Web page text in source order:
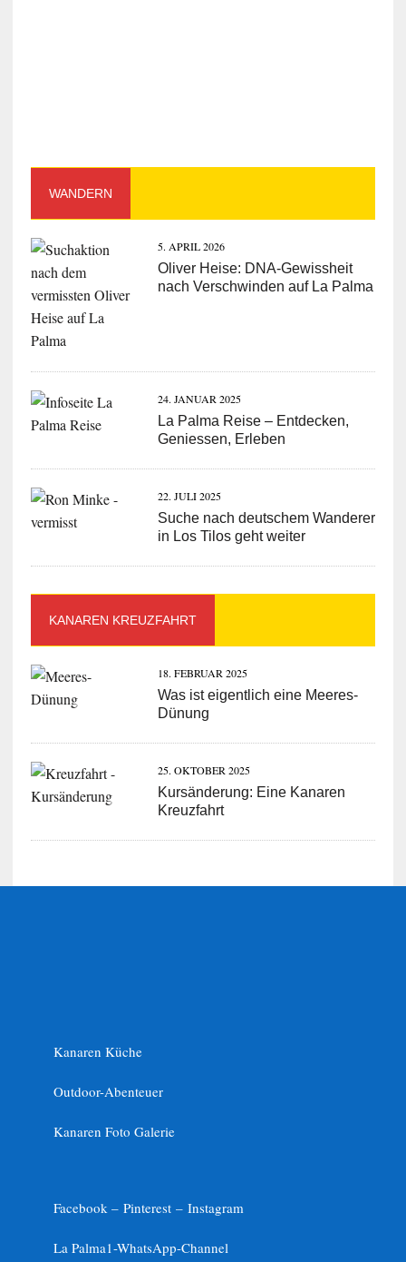
WANDERN
5. APRIL 2026
Oliver Heise: DNA-Gewissheit
nach Verschwinden auf La Palma
24. JANUAR 2025
La Palma Reise – Entdecken,
Geniessen, Erleben
22. JULI 2025
Suche nach deutschem Wanderer
in Los Tilos geht weiter
KANAREN KREUZFAHRT
18. FEBRUAR 2025
Was ist eigentlich eine Meeres-
Dünung
25. OKTOBER 2025
Kursänderung: Eine Kanaren
Kreuzfahrt
Kanaren Küche
Outdoor-Abenteuer
Kanaren Foto Galerie
Facebook – Pinterest – Instagram
La Palma1-WhatsApp-Channel